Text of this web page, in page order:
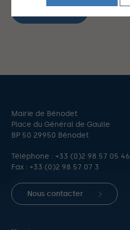
Mairie de Bénodet
Place du Général de Gaulle
BP 50 29950 Bénodet
Téléphone :+33 (0)2 98 57 05 46
Fax : +33 (0)2 98 57 07 3
Nous contacter